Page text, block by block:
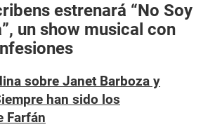
estrenará “No Soy
un show musical con
sobre Janet Barboza y
han sido los
Farfán